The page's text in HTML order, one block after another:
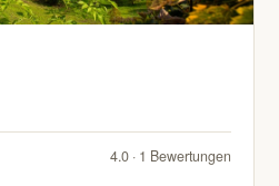
4.0 · 1 Bewertungen